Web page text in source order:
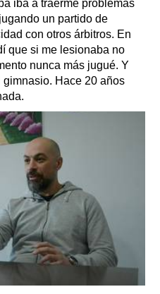
iba a traerme problemas
un partido de
con otros árbitros. En
que si me lesionaba no
nunca más jugué. Y
Hace 20 años